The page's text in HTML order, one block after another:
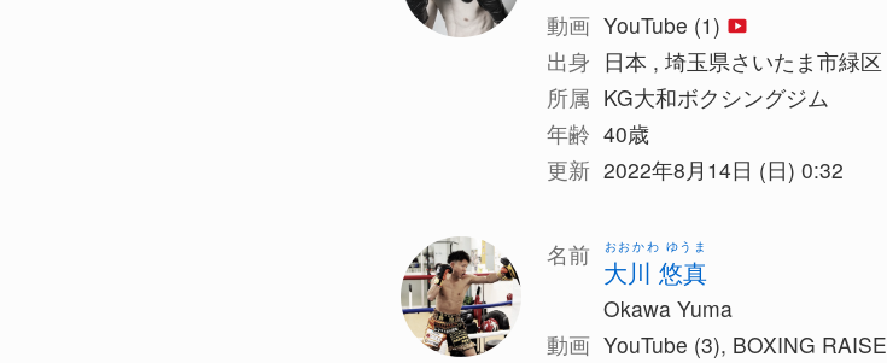
動画 YouTube (1)
出身 日本 , 埼玉県さいたま市緑区
所属 KG大和ボクシングジム
年齢 40歳
更新 2022年8月14日 (日) 0:32
名前
大川 悠真
おおかわ ゆうま
Okawa Yuma
動画 YouTube (3), BOXING